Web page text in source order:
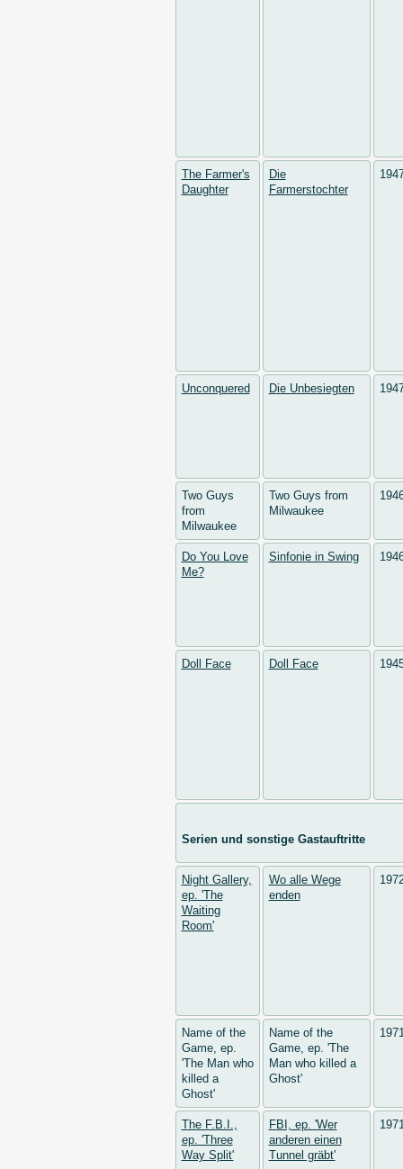
The Farmer's
Daughter
Die
Farmerstochter
Unconquered Die Unbesiegten
Two Guys
from
Milwaukee
Two Guys from
Milwaukee
Do You Love
Me?
Sinfonie in Swing
Doll Face Doll Face
Serien und sonstige Gastauftritte
Night Gallery,
ep. 'The
Waiting
Room'
Wo alle Wege
enden
Name of the
Game, ep.
'The Man who
killed a
Ghost'
Name of the
Game, ep. 'The
Man who killed a
Ghost'
The F.B.I.,
ep. 'Three
Way Split'
FBI, ep. 'Wer
anderen einen
Tunnel gräbt'